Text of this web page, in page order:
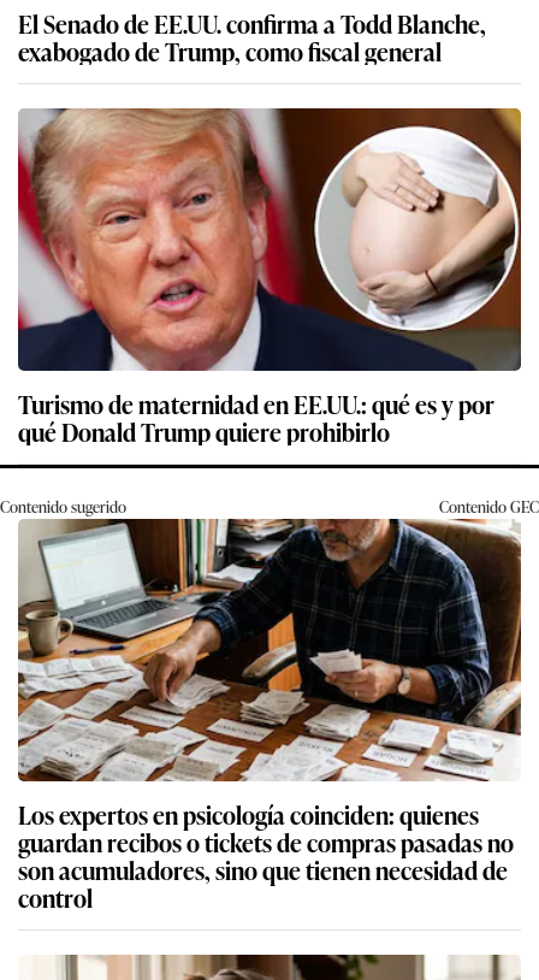
El Senado de EE.UU. confirma a Todd Blanche,
exabogado de Trump, como fiscal general
Turismo de maternidad en EE.UU.: qué es y por
qué Donald Trump quiere prohibirlo
Contenido sugerido ContenidoGEC
Los expertos en psicología coinciden: quienes
guardan recibos o tickets de compras pasadas no
son acumuladores, sino que tienen necesidad de
control